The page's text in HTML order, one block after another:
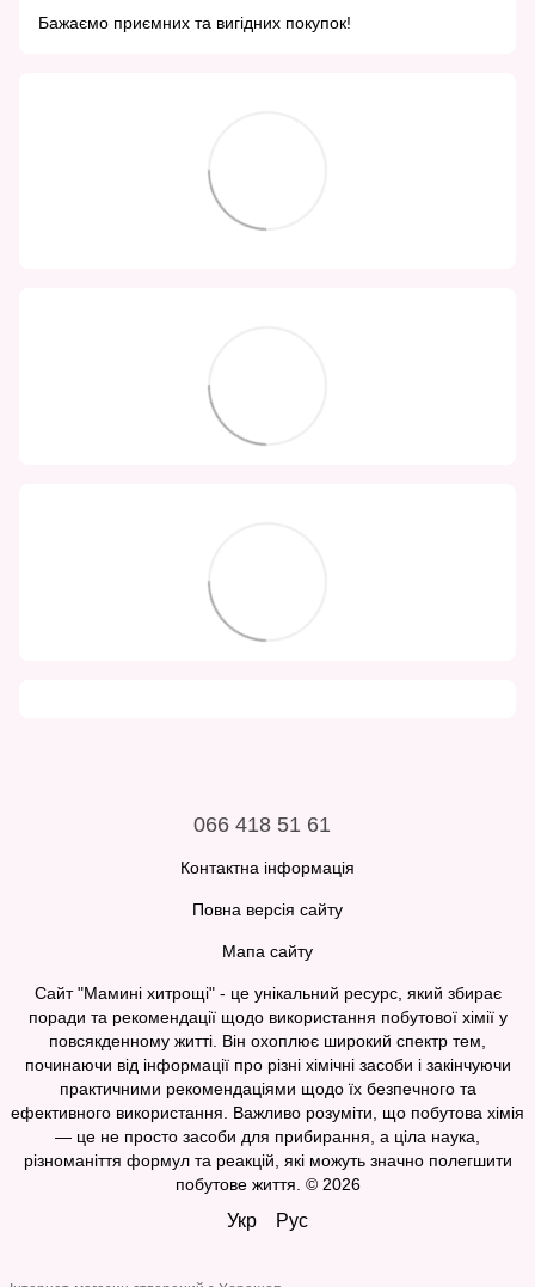
Бажаємо приємних та вигідних покупок!
066 418 51 61
Контактна інформація
Повна версія сайту
Мапа сайту
Сайт "Мамині хитрощі" - це унікальний ресурс, який збирає
поради та рекомендації щодо використання побутової хімії у
повсякденному житті. Він охоплює широкий спектр тем,
починаючи від інформації про різні хімічні засоби і закінчуючи
практичними рекомендаціями щодо їх безпечного та
ефективного використання. Важливо розуміти, що побутова хімія
— це не просто засоби для прибирання, а ціла наука,
різноманіття формул та реакцій, які можуть значно полегшити
побутове життя. © 2026
Укр Рус